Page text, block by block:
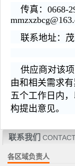
传真：0668-
联系地址：
供应商对该
由和相关需求
五个工作日内
构提出意见。
联系我们
各区域负责人